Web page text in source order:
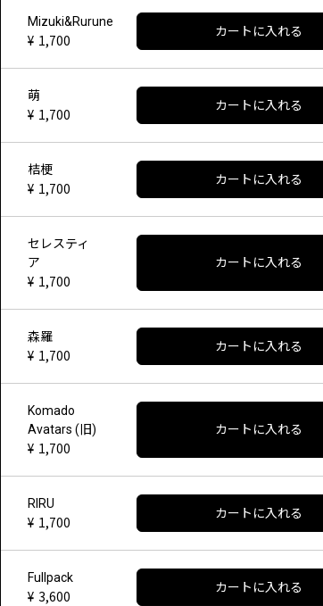
Mizuki&Rurune
1,700
カートに入れる
萌
1,700
カートに入れる
桔梗
1,700
カートに入れる
セレスティ
ア
1,700
カートに入れる
森羅
1,700
カートに入れる
Komado
Avatars (旧)
1,700
カートに入れる
RIRU
1,700
カートに入れる
Fullpack
3,600
カートに入れる